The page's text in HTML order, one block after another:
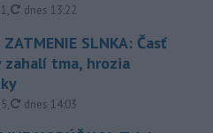
, aktualizované
dnes 13:22
ZATMENIE SLNKA: Časť
zahalí tma, hrozia
, aktualizované
dnes 14:03